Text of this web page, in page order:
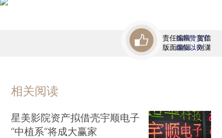
责任编辑：贺信
版面编辑：刘潇
首席赞赏官
虚位以待
相关阅读
星美影院资产拟借壳宇顺电子
“中植系”将成大赢家